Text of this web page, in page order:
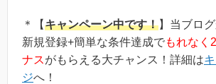
＊【キャンペーン中です！】当ブロ
新規登録+簡単な条件達成でもれなく
ナスがもらえる大チャンス！詳細は
ジへ！